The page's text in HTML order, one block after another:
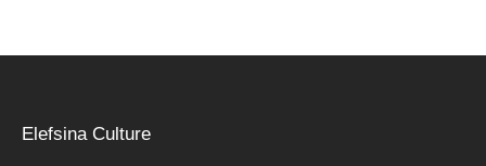
Elefsina Culture